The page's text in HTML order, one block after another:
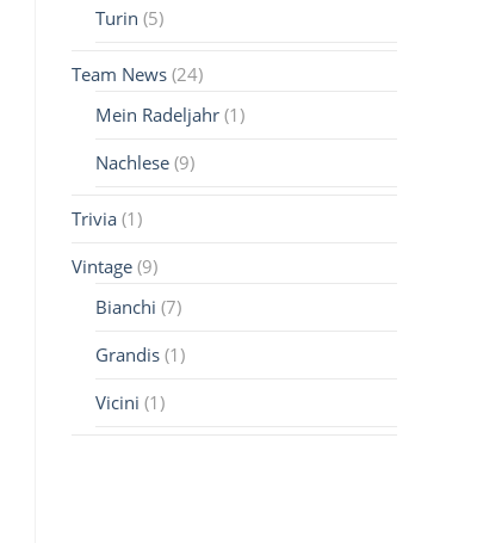
Turin (5)
Team News (24)
Mein Radeljahr (1)
Nachlese (9)
Trivia (1)
Vintage (9)
Bianchi (7)
Grandis (1)
Vicini (1)